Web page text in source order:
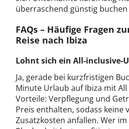
überraschend günstig buchen
FAQs – Häufige Fragen
Reise nach Ibiza
Lohnt sich ein All-inclusive-
Ja, gerade bei kurzfristigen
Minute Urlaub auf Ibiza mit All
Vorteile: Verpflegung und
Preis enthalten, sodass keine
Zusatzkosten anfallen. Wer